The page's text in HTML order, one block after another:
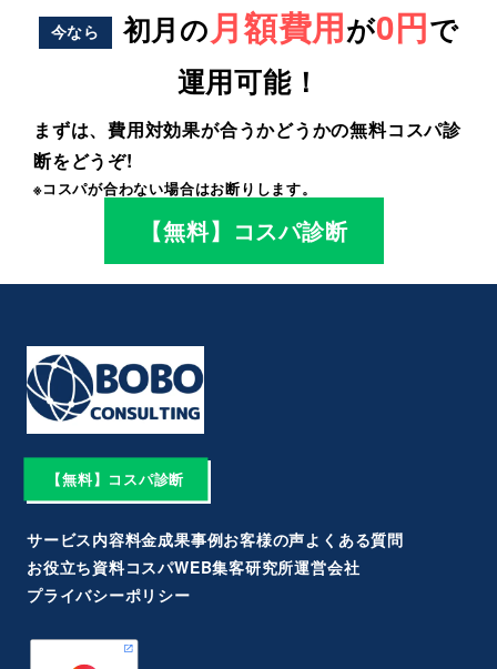
今なら 初月の月額費用が0円で
運用可能！
まずは、費用対効果が合うかどうかの無料コスパ診
断をどうぞ!
※コスパが合わない場合はお断りします。
【無料】コスパ診断
【無料】コスパ診断
サービス内容料金成果事例お客様の声よくある質問
お役立ち資料コスパWEB集客研究所運営会社
プライバシーポリシー